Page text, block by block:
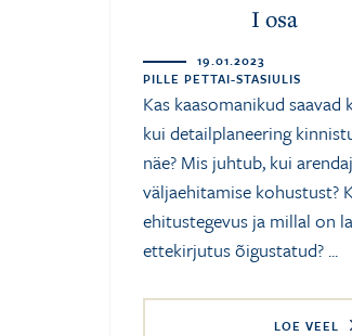
I osa
19.01.2023
PILLE PETTAI-STASIULIS
Kas kaasomanikud saavad
kui detailplaneering
näe? Mis juhtub, kui
väljaehitamise kohustust?
ehitustegevus ja millal on
ettekirjutus õigustatud? ...
LOE VEEL